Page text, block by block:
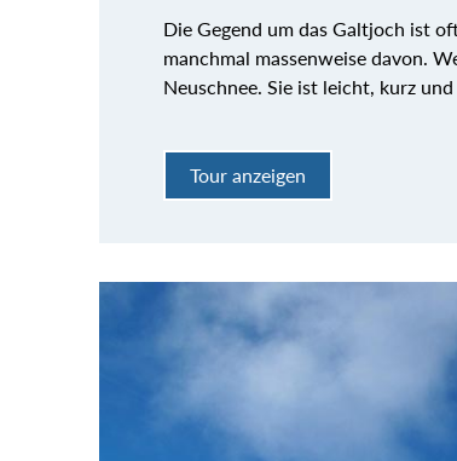
Die Gegend um das Galtjoch ist
manchmal massenweise davon.
Neuschnee. Sie ist leicht, kurz
Tour anzeigen